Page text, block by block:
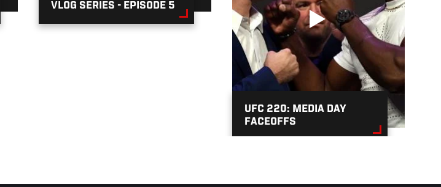
VLOG SERIES - EPISODE 5
UFC 220: MEDIA DAY
FACEOFFS